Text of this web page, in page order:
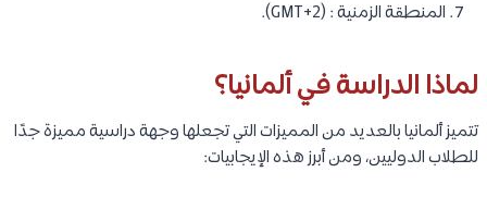
المنطقة الزمنية : (GMT+2).
لماذا الدراسة في ألمانيا؟
تتميز ألمانيا بالعديد من المميزات التي تجعلها وجهة دراسية مميزة جدًا
للطلاب الدوليين، ومن أبرز هذه الإيجابيات: